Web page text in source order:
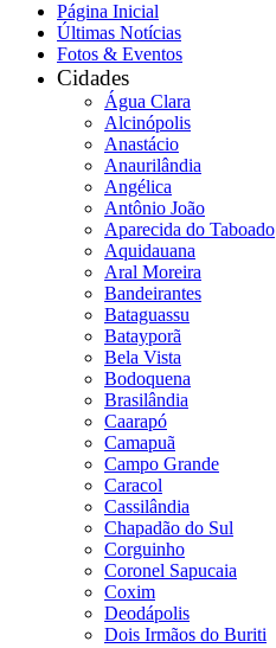
Página Inicial
Últimas Notícias
Fotos & Eventos
Cidades
Água Clara
Alcinópolis
Anastácio
Anaurilândia
Angélica
Antônio João
Aparecida do Taboado
Aquidauana
Aral Moreira
Bandeirantes
Bataguassu
Batayporã
Bela Vista
Bodoquena
Brasilândia
Caarapó
Camapuã
Campo Grande
Caracol
Cassilândia
Chapadão do Sul
Corguinho
Coronel Sapucaia
Coxim
Deodápolis
Dois Irmãos do Buriti